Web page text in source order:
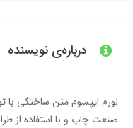
درباره‌ی نویسنده
لورم ایپسوم متن ساختگی با
صنعت چاپ و با استفاده از